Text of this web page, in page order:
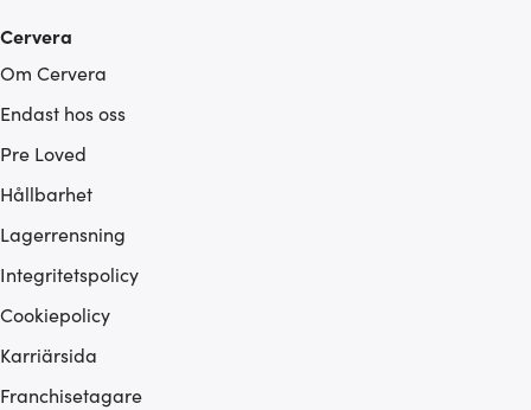
Cervera
Om Cervera
Endast hos oss
Pre Loved
Hållbarhet
Lagerrensning
Integritetspolicy
Cookiepolicy
Karriärsida
Franchisetagare